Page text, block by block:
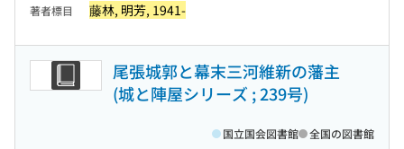
著者標目 藤林, 明芳, 1941-
尾張城郭と幕末三河維新の藩主
(城と陣屋シリーズ ; 239号)
国立国会図書館 全国の図書館